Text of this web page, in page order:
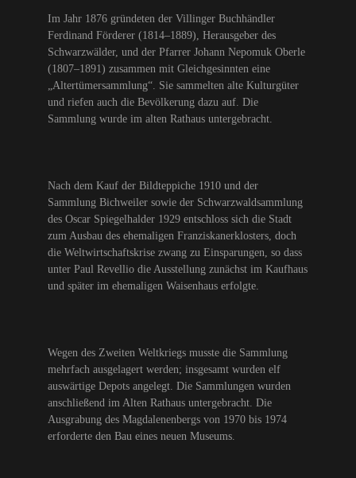
Im Jahr 1876 gründeten der Villinger Buchhändler
Ferdinand Förderer (1814–1889), Herausgeber des
Schwarzwälder, und der Pfarrer Johann Nepomuk Oberle
(1807–1891) zusammen mit Gleichgesinnten eine
„Altertümersammlung“. Sie sammelten alte Kulturgüter
und riefen auch die Bevölkerung dazu auf. Die
Sammlung wurde im alten Rathaus untergebracht.
Nach dem Kauf der Bildteppiche 1910 und der
Sammlung Bichweiler sowie der Schwarzwaldsammlung
des Oscar Spiegelhalder 1929 entschloss sich die Stadt
zum Ausbau des ehemaligen Franziskanerklosters, doch
die Weltwirtschaftskrise zwang zu Einsparungen, so dass
unter Paul Revellio die Ausstellung zunächst im Kaufhaus
und später im ehemaligen Waisenhaus erfolgte.
Wegen des Zweiten Weltkriegs musste die Sammlung
mehrfach ausgelagert werden; insgesamt wurden elf
auswärtige Depots angelegt. Die Sammlungen wurden
anschließend im Alten Rathaus untergebracht. Die
Ausgrabung des Magdalenenbergs von 1970 bis 1974
erforderte den Bau eines neuen Museums.